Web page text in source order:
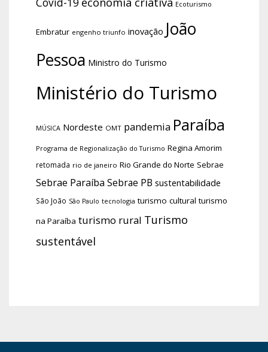
Covid-19 Ecoturismo
Embratur engenho triunfo inovação João
Pessoa Ministro do Turismo
Ministério do Turismo
MÚSICA Nordeste OMT pandemia Paraíba
Programa de Regionalização do Turismo Regina Amorim
retomada rio de janeiro Rio Grande do Norte Sebrae
Sebrae Paraíba Sebrae PB sustentabilidade
São João São Paulo tecnologia turismo cultural turismo
na Paraíba turismo rural Turismo
sustentável